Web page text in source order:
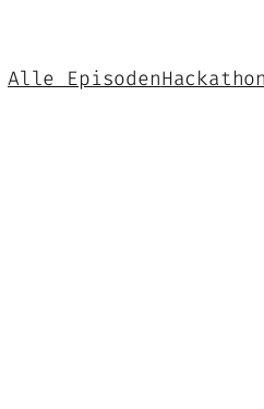
Alle Episoden